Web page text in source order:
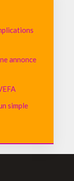
annonce
simple